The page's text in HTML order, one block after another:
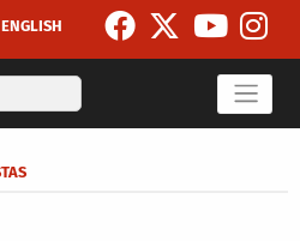
ENGLISH
Search
a la navegación